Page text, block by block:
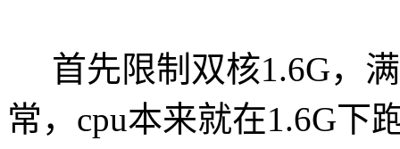
首先限制双核1.6G，
常，cpu本来就在1.6G下